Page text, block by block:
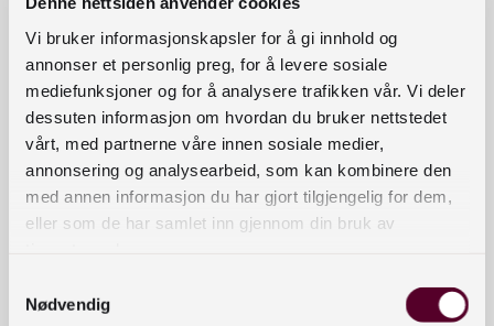
Vi bruker informasjonskapsler for å gi innhold og
annonser et personlig preg, for å levere sosiale
mediefunksjoner og for å analysere trafikken vår. Vi deler
dessuten informasjon om hvordan du bruker nettstedet
vårt, med partnerne våre innen sosiale medier,
annonsering og analysearbeid, som kan kombinere den
med annen informasjon du har gjort tilgjengelig for dem,
eller som de har samlet inn gjennom din bruk av
Nødvendig
Mari Velsand, direktør, Medietilsynet
Bente Kalsnes, professor ved Institutt for
kommunikasjon, Kristiania
Kjersti Løken Stavrum, leder for
Ytringsfrihetskommisjonen
Hanne Sofie Lindahl, prosjektleder i
Teknologirådet
Stian Eisenträger, ansvarlig
Helje Solberg, nyhetsdirektør i NRK
Karianne Solbrække, nyhetsredaktør i TV 2